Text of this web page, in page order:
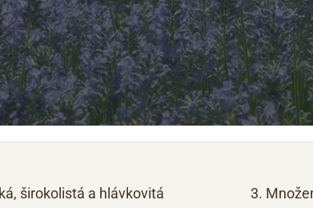
širokolistá a hlávkovitá